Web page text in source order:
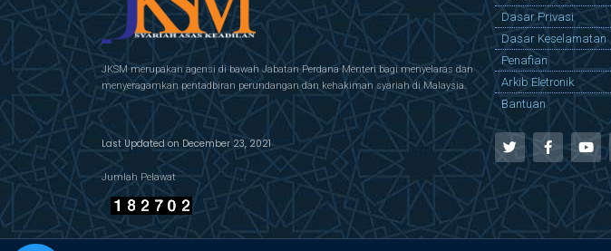
JKSM merupakan agensi di bawah Jabatan Perdana Menteri bagi menyelaras dan
menyeragamkan pentadbiran perundangan dan kehakiman syariah di Malaysia.
Last Updated on December 23, 2021
Jumlah Pelawat
Dasar Privasi
Dasar Keselamatan
Penafian
Arkib Eletronik
Bantuan